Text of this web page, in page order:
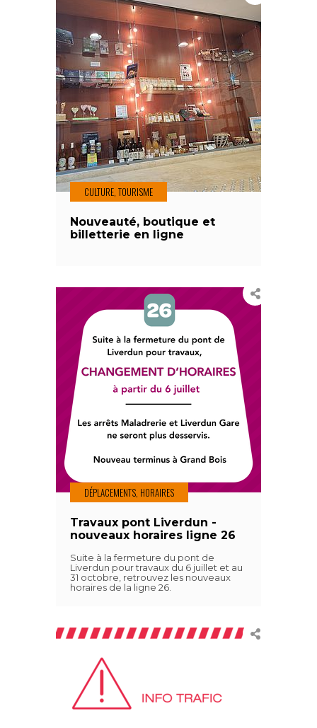
CULTURE, TOURISME
Nouveauté, boutique et
billetterie en ligne
DÉPLACEMENTS, HORAIRES
Travaux pont Liverdun -
nouveaux horaires ligne 26
Suite à la fermeture du pont de
Liverdun pour travaux du 6 juillet et au
31 octobre, retrouvez les nouveaux
horaires de la ligne 26.